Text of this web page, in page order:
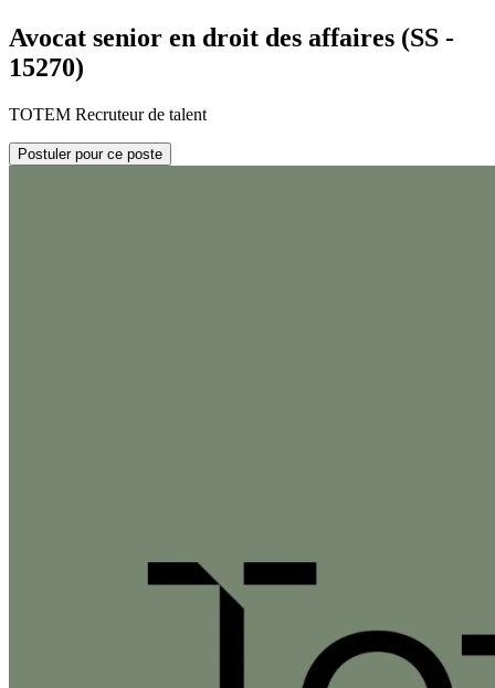
Avocat senior en droit des affaires (SS -
15270)
TOTEM Recruteur de talent
Postuler pour ce poste